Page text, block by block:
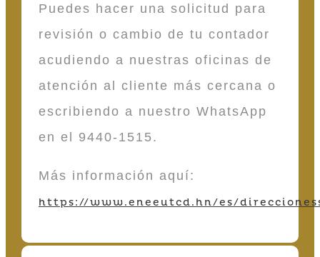
Puedes hacer una solicitud para
revisión o cambio de tu contador
acudiendo a nuestras oficinas de
atención al cliente más cercana o
escribiendo a nuestro WhatsApp
en el 9440-1515.
Más información aquí:
https://www.eneeutcd.hn/es/